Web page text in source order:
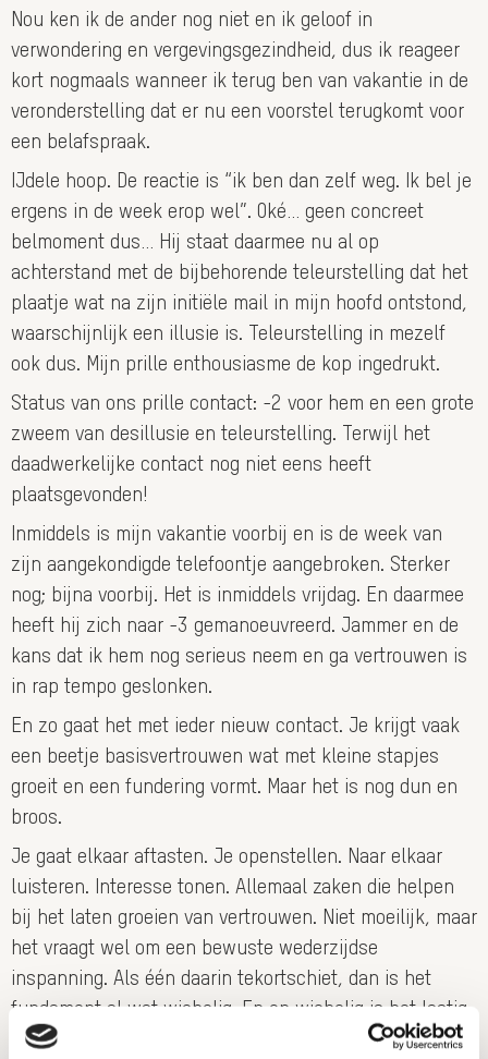
Nou ken ik de ander nog niet en ik geloof in
verwondering en vergevingsgezindheid, dus ik reageer
kort nogmaals wanneer ik terug ben van vakantie in de
veronderstelling dat er nu een voorstel terugkomt voor
een belafspraak.
IJdele hoop. De reactie is “ik ben dan zelf weg. Ik bel je
ergens in de week erop wel”. Oké… geen concreet
belmoment dus… Hij staat daarmee nu al op
achterstand met de bijbehorende teleurstelling dat het
plaatje wat na zijn initiële mail in mijn hoofd ontstond,
waarschijnlijk een illusie is. Teleurstelling in mezelf
ook dus. Mijn prille enthousiasme de kop ingedrukt.
Status van ons prille contact: -2 voor hem en een grote
zweem van desillusie en teleurstelling. Terwijl het
daadwerkelijke contact nog niet eens heeft
plaatsgevonden!
Inmiddels is mijn vakantie voorbij en is de week van
zijn aangekondigde telefoontje aangebroken. Sterker
nog; bijna voorbij. Het is inmiddels vrijdag. En daarmee
heeft hij zich naar -3 gemanoeuvreerd. Jammer en de
kans dat ik hem nog serieus neem en ga vertrouwen is
in rap tempo geslonken.
En zo gaat het met ieder nieuw contact. Je krijgt vaak
een beetje basisvertrouwen wat met kleine stapjes
groeit en een fundering vormt. Maar het is nog dun en
broos.
Je gaat elkaar aftasten. Je openstellen. Naar elkaar
luisteren. Interesse tonen. Allemaal zaken die helpen
bij het laten groeien van vertrouwen. Niet moeilijk, maar
het vraagt wel om een bewuste wederzijdse
inspanning. Als één daarin tekortschiet, dan is het
fundament al wat wiebelig. En op wiebelig is het lastig
iets stevigs te bouwen.